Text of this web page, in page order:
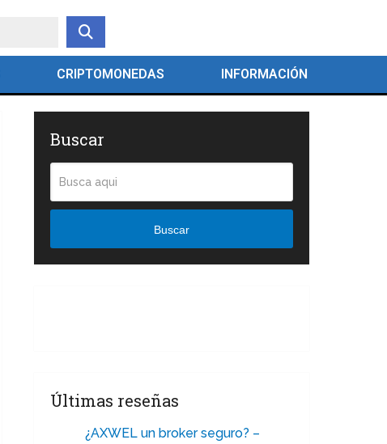
CRIPTOMONEDAS INFORMACIÓN
Buscar
Buscar
Últimas reseñas
¿AXWEL un broker seguro? –